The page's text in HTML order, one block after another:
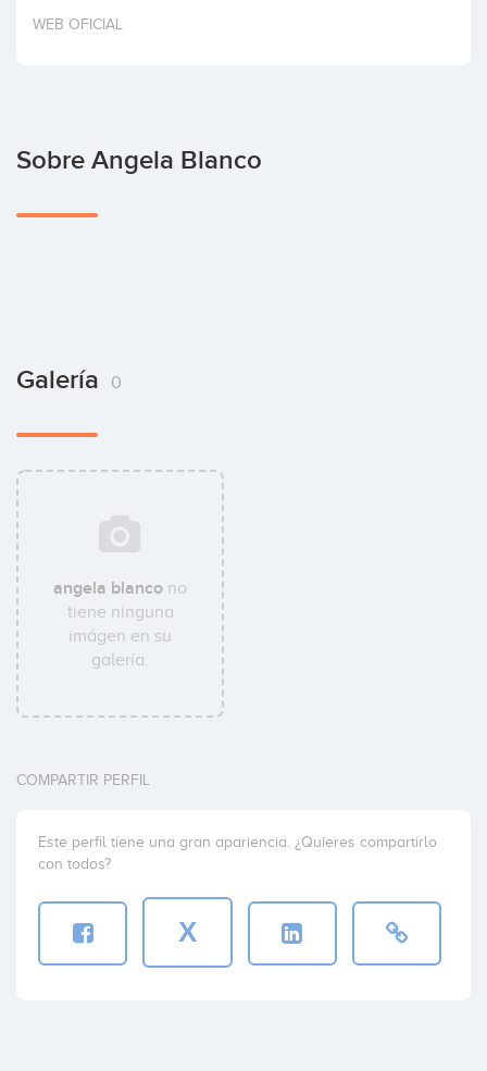
Invertir
WEB OFICIAL
Sobre Angela Blanco
Galería 0
angela blanco no
tiene ninguna
imágen en su
galería.
COMPARTIR PERFIL
Este perfil tiene una gran apariencia. ¿Quieres compartirlo
con todos?
X